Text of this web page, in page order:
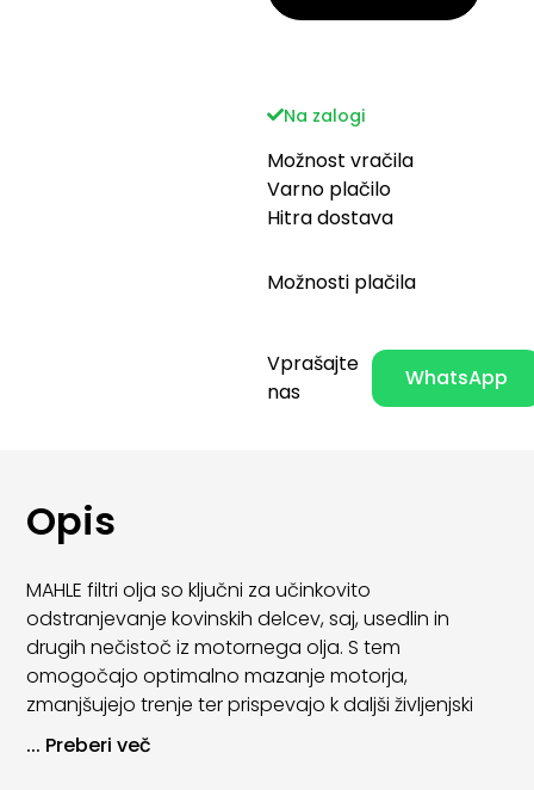
Na zalogi
Možnost vračila
Varno plačilo
Hitra dostava
Možnosti plačila
Vprašajte
nas
WhatsApp
Opis
MAHLE filtri olja so ključni za učinkovito
odstranjevanje kovinskih delcev, saj, usedlin in
drugih nečistoč iz motornega olja. S tem
omogočajo optimalno mazanje motorja,
zmanjšujejo trenje ter prispevajo k daljši življenjski
dobi motornih komponent.
... Preberi več